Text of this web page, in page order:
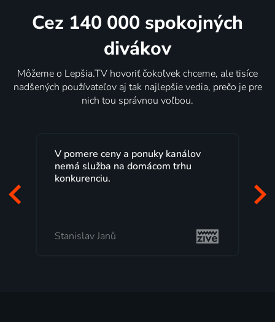
Cez 140 000 spokojných
divákov
Môžeme o Lepšia.TV hovoriť čokoľvek chceme, ale tisíce
nadšených používateľov aj tak najlepšie vedia, prečo je pre
nich tou správnou voľbou.
V pomere ceny a ponuky kanálov
nemá služba na domácom trhu
konkurenciu.
Stanislav Janů